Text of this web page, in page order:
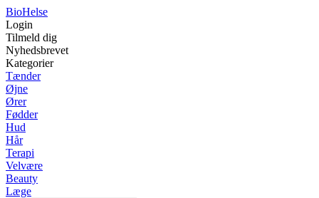
BioHelse
Login
Tilmeld dig
Nyhedsbrevet
Kategorier
Tænder
Øjne
Ører
Fødder
Hud
Hår
Terapi
Velvære
Beauty
Læge